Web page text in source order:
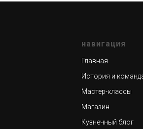
навигация
Главная
История и
Мастер-классы
Магазин
Кузнечный блог